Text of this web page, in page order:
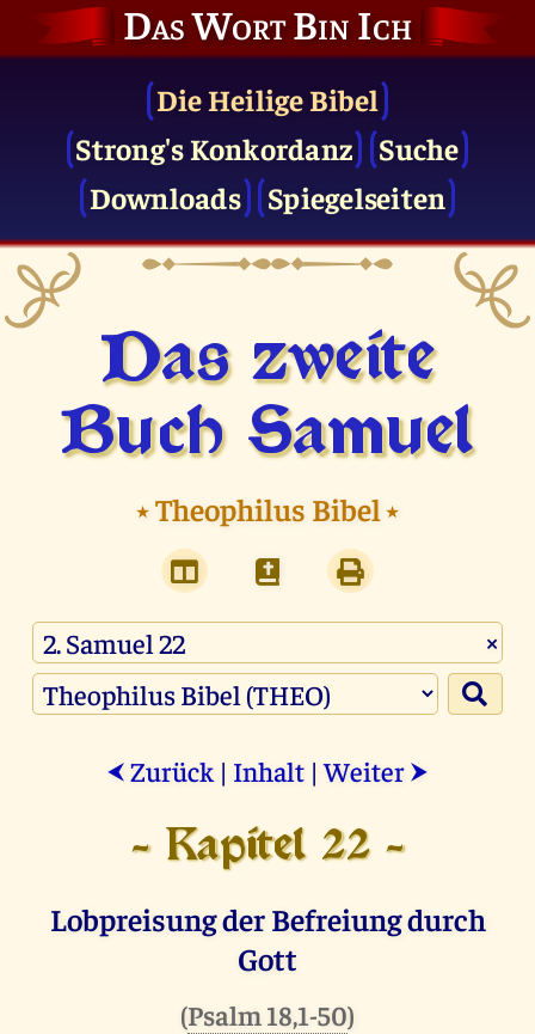
Das Wort Bin Ich
Die Heilige Bibel
Strong's Konkordanz
Suche
Downloads
Spiegelseiten
Das zweite
Buch Samuel
⭑Theophilus Bibel⭑
×
⮜ Zurück | Inhalt |Weiter ⮞
- Kapitel 22 -
Lobpreisung der Befreiung durch
Gott
(Psalm 18,1-50)